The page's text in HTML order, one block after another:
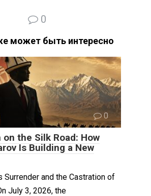
0
может быть интересно
0
the Silk Road: How
Is Building a New
Surrender and the Castration of
July 3, 2026, the